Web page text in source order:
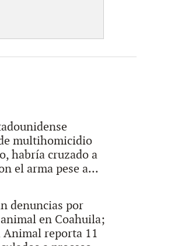
multihomicidio
habría cruzado a
el arma pese a...
denuncias por
en Coahuila;
Animal reporta 11